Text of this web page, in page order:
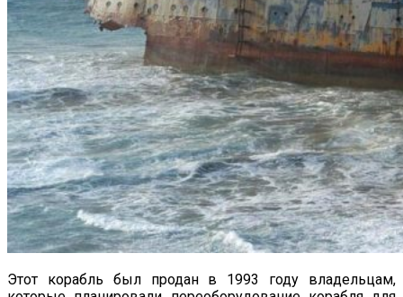
Этот корабль был продан в 1993 году владельцам,